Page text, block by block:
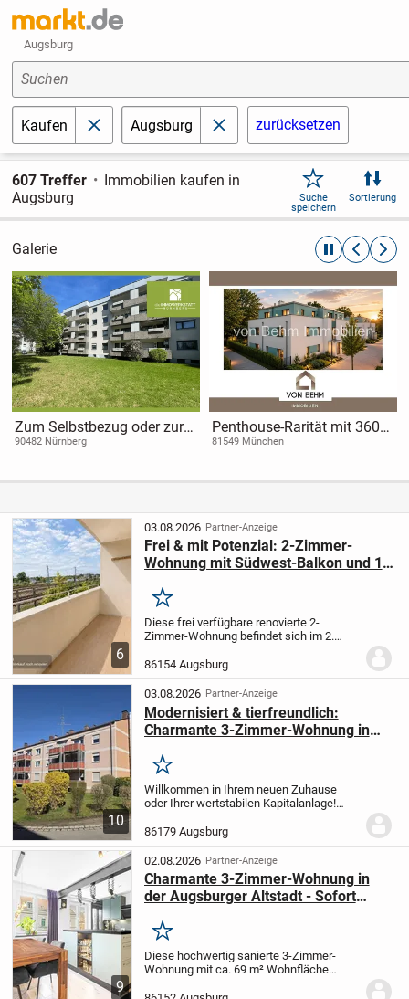
Augsburg
Suchen
Kaufen schließenAugsburg schließenzurücksetzen
607 Treffer
Immobilien kaufen in
Augsburg
Suche
speichern
Sortierung
Galerie automatische
Zum Selbstbezug oder zur
Kapitalanlage - Gemütliche
beliebten Mögeldorf
90482 Nürnberg
Penthouse-Rarität mit 360°-
Panoramablick in München-
81549 München
6
03.08.2026 Partner-Anzeige
Frei & mit Potenzial: 2-Zimmer-
Wohnung mit Südwest-Balkon und 1
Merken
Diese frei verfügbare renovierte 2-
Zimmer-Wohnung befindet sich im 2.
dem Baujahr ca. 1960 in Augsburg-
Oberhausen. Auf rund 55 m² Wohnfläche
bietet sie einen gut...
86154 Augsburg
10
03.08.2026 Partner-Anzeige
Modernisiert & tierfreundlich:
Charmante 3-Zimmer-Wohnung in
Merken
Willkommen in Ihrem neuen Zuhause
oder Ihrer wertstabilen Kapitalanlage!
aufgeteilte 3-Zimmer-Wohnung befindet
sich in einer sehr gepflegten, ruhigen
Wohnanlage mit...
86179 Augsburg
9
02.08.2026 Partner-Anzeige
Charmante 3-Zimmer-Wohnung in
der Augsburger Altstadt - Sofort
Merken
Diese hochwertig sanierte 3-Zimmer-
Wohnung mit ca. 69 m² Wohnfläche